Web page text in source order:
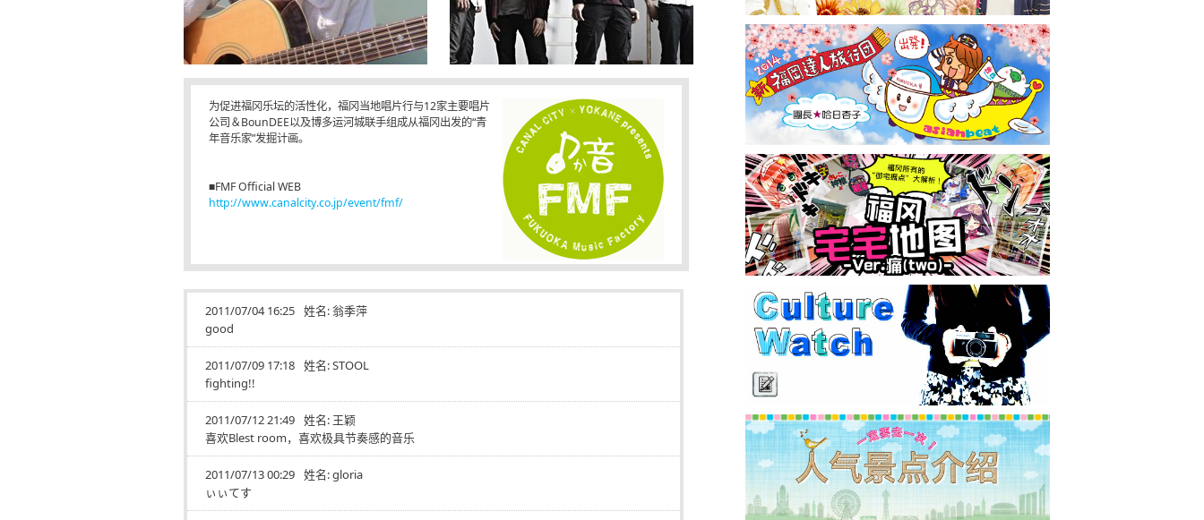
为促进福冈乐坛的活性化，福冈当地唱片行与12家主要唱片
公司＆BounDEE以及博多运河城联手组成从福冈出发的“青
年音乐家”发掘计画。
■FMF Official WEB
http://www.canalcity.co.jp/event/fmf/
2011/07/04 16:25 姓名:翁季萍
good
2011/07/09 17:18 姓名:STOOL
fighting!!
2011/07/12 21:49 姓名: 王颖
喜欢Blest room，喜欢极具节奏感的音乐
2011/07/13 00:29 姓名:gloria
ぃぃてす